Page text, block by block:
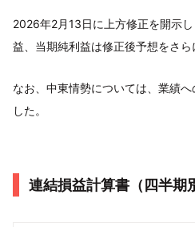
2026年2月13日に上方修正を開示
益、当期純利益は修正後予想をさら
なお、中東情勢については、業績
した。
連結損益計算書（四半期